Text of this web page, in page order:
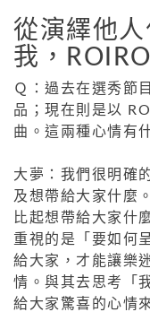
從演繹他人
我，
Ｑ：過去在選秀節
品；現在則是以
曲。這兩種心情有
大夢：我們很明確
及想帶給大家什麼
比起想帶給大家什
重視的是「要如何
給大家，才能讓樂
情。與其去思考「
給大家驚喜的心情